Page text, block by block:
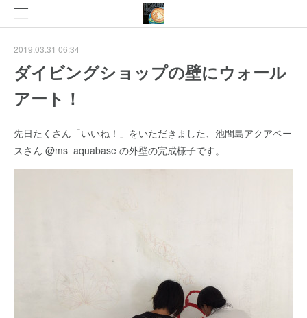
2019.03.31 06:34
ダイビングショップの壁にウォール
アート！
先日たくさん「いいね！」をいただきました、池間島アクアベー
スさん @ms_aquabase の外壁の完成様子です。